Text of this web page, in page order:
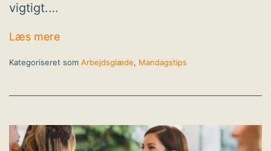
vigtigt.…
Læs mereMandagstip: Lad arbejdsmailen holde
Kategoriseret som Arbejdsglæde, Mandagstips